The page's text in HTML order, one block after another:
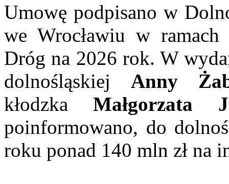
Umowę podpisano w
we Wrocławiu w ramach
Dróg na 2026 rok. W
dolnośląskiej Anny
kłodzkaMałgorzata
poinformowano, do
roku ponad 140 mln zł na